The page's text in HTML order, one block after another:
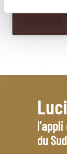
l'appli
du Sud